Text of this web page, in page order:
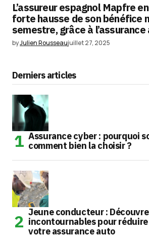
L’assureur espagnol Mapfre
forte hausse de son bénéfice
semestre, grâce à
byJulien Rousseaujuillet 27, 2025
Derniers articles
Assurance cyber : pourquoi
comment bien la choisir ?
Jeune conducteur :
incontournables pour
votre assurance auto